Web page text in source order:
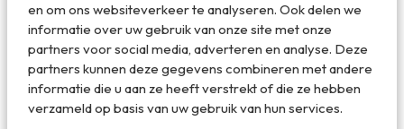
en om ons websiteverkeer te analyseren. Ook delen we
informatie over uw gebruik van onze site met onze
partners voor social media, adverteren en analyse. Deze
partners kunnen deze gegevens combineren met andere
informatie die u aan ze heeft verstrekt of die ze hebben
verzameld op basis van uw gebruik van hun services.
Prachtige stranden aan de kust van Oregon